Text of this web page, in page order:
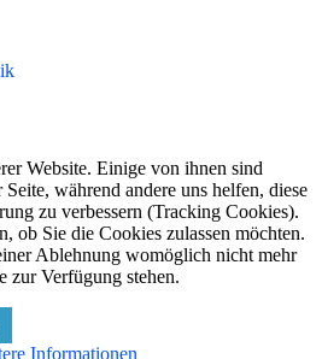
Website. Einige von ihnen sind
während andere uns helfen, diese
zu verbessern (Tracking Cookies).
ob Sie die Cookies zulassen möchten.
Ablehnung womöglich nicht mehr
zur Verfügung stehen.
Informationen